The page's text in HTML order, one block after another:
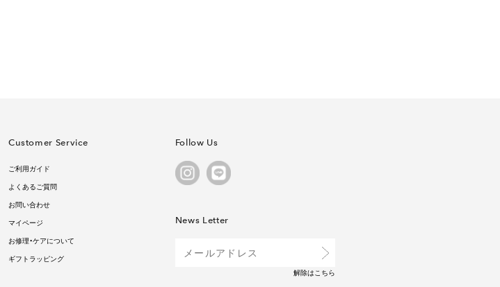
Customer Service
ご利用ガイド
よくあるご質問
お問い合わせ
マイページ
お修理・ケアについて
ギフトラッピング
Follow Us
News Letter
解除はこちら